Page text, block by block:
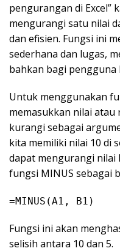
pengurangan di Excel”
mengurangi satu nilai
dan efisien. Fungsi ini
sederhana dan lugas,
bahkan bagi pengguna
Untuk menggunakan
memasukkan nilai
kurangi sebagai
kita memiliki nilai 10 di
dapat mengurangi nilai
fungsi MINUS sebagai
=MINUS(A1, B1)
Fungsi ini akan
selisih antara 10 dan 5.